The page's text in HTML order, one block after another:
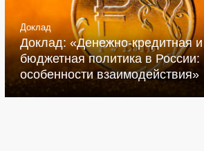
Доклад
Доклад: «Денежно-кредитная и
бюджетная политика в России:
особенности взаимодействия»